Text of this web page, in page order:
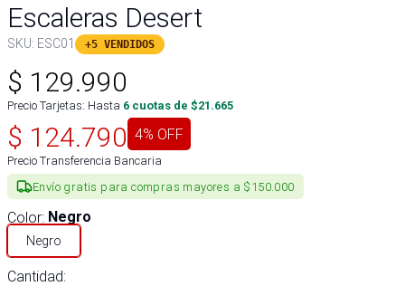
Escaleras Desert
SKU: ESC01 +5 VENDIDOS
$ 129.990
Precio Tarjetas: Hasta 6 cuotas de $21.665
$ 124.790 4% OFF
Precio Transferencia Bancaria
Envío gratis para compras mayores a $150.000
Color: Negro
Negro
Cantidad: